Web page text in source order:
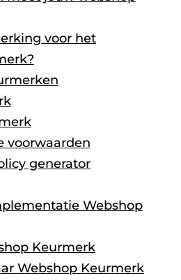
voor het
voorwaarden
generator
Webshop
Keurmerk
Webshop Keurmerk